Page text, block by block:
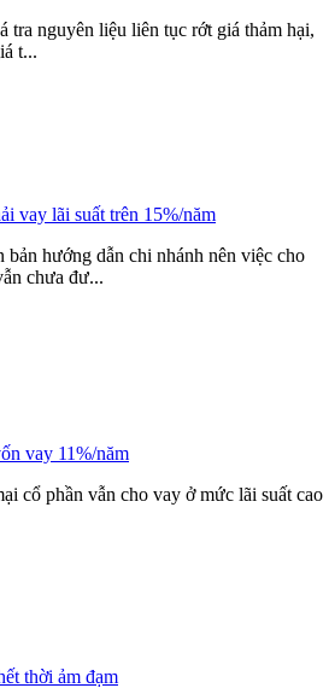
tra nguyên liệu liên tục rớt giá thảm hại,
t...
vay lãi suất trên 15%/năm
bản hướng dẫn chi nhánh nên việc cho
chưa đư...
vay 11%/năm
cổ phần vẫn cho vay ở mức lãi suất cao
thời ảm đạm